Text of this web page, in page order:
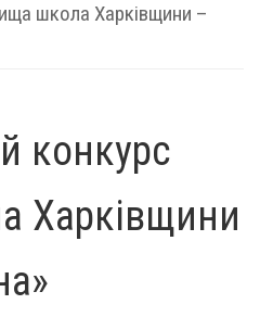
школа Харківщини –
конкурс
Харківщини